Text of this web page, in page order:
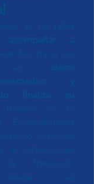
es un taller
acompañar a
brindar a sus
un cierre
y
finaliza su
Basado en la
combina
e individuales
transición
desde el